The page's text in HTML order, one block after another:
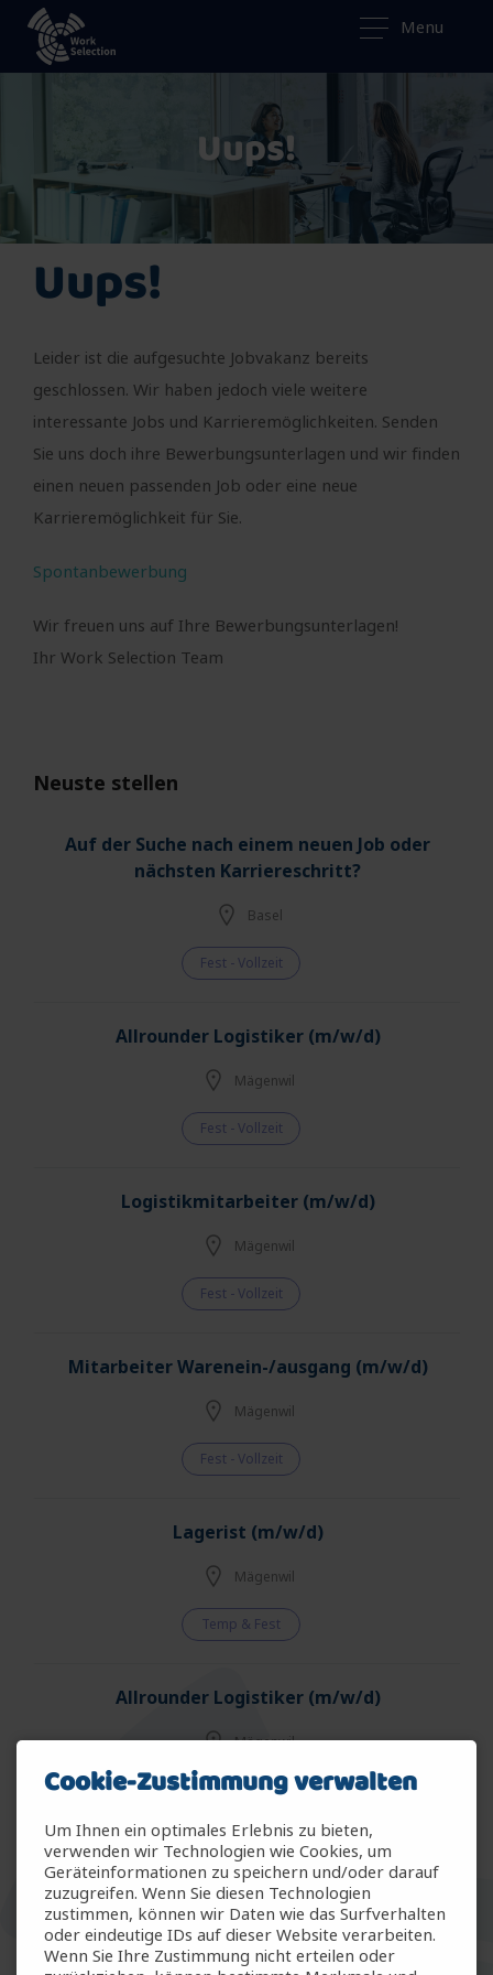
Menu
Uups!
Uups!
Leider ist die aufgesuchte Jobvakanz bereits
geschlossen. Wir haben jedoch viele weitere
interessante Jobs und Karrieremöglichkeiten. Senden
Sie uns doch ihre Bewerbungsunterlagen und wir finden
einen neuen passenden Job oder eine neue
Karrieremöglichkeit für Sie.
Spontanbewerbung
Wir freuen uns auf Ihre Bewerbungsunterlagen!
Ihr Work Selection Team
Neuste stellen
Auf der Suche nach einem neuen Job oder
nächsten Karriereschritt?
Basel
Fest - Vollzeit
Allrounder Logistiker (m/w/d)
Mägenwil
Fest - Vollzeit
Logistikmitarbeiter (m/w/d)
Mägenwil
Fest - Vollzeit
Mitarbeiter Warenein-/ausgang (m/w/d)
Mägenwil
Fest - Vollzeit
Lagerist (m/w/d)
Mägenwil
Temp & Fest
Allrounder Logistiker (m/w/d)
Mägenwil
Temp & Fest
Allrounder Gartenbau (m/w/d)
Arbon
Temp & Fest
Cookie-Zustimmung verwalten
Um Ihnen ein optimales Erlebnis zu bieten,
verwenden wir Technologien wie Cookies, um
Geräteinformationen zu speichern und/oder darauf
zuzugreifen. Wenn Sie diesen Technologien
zustimmen, können wir Daten wie das Surfverhalten
oder eindeutige IDs auf dieser Website verarbeiten.
Wenn Sie Ihre Zustimmung nicht erteilen oder